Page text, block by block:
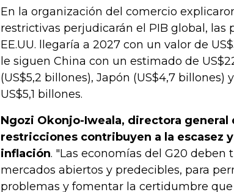
En la organización del comercio
restrictivas perjudicarán el PIB global, las
EE.UU. llegaría a 2027 con un valor de
le siguen China con un estimado de
(US$5,2 billones), Japón (US$4,7
US$5,1 billones.
Ngozi Okonjo-Iweala, directora
restricciones contribuyen a la escasez
inflación. "Las economías del G20 deben
mercados abiertos y predecibles, para
problemas y fomentar la certidumbre